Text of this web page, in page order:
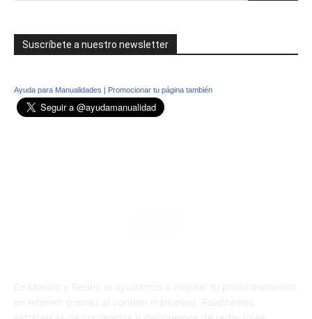
Suscríbete a nuestro newsletter
Ayuda para Manualidades | Promocionar tu página también